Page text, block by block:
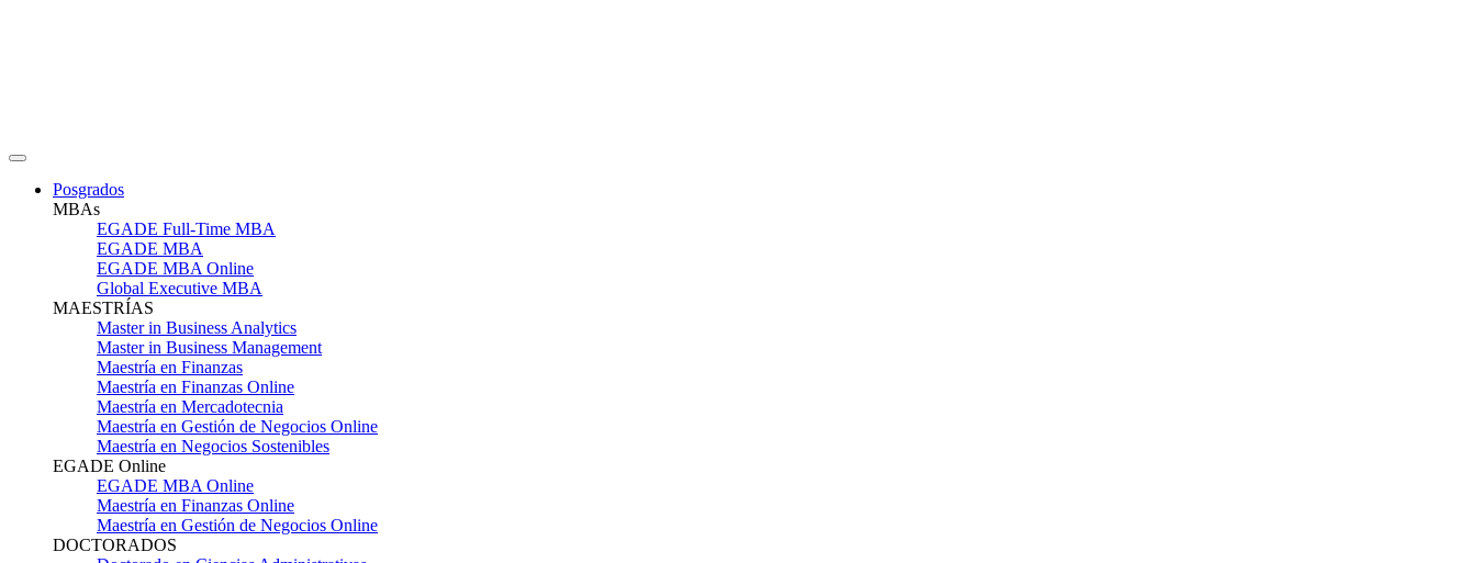
Posgrados
MBAs
EGADE Full-Time MBA
EGADE MBA
EGADE MBA Online
Global Executive MBA
MAESTRÍAS
Master in Business Analytics
Master in Business Management
Maestría en Finanzas
Maestría en Finanzas Online
Maestría en Mercadotecnia
Maestría en Gestión de Negocios Online
Maestría en Negocios Sostenibles
EGADE Online
EGADE MBA Online
Maestría en Finanzas Online
Maestría en Gestión de Negocios Online
DOCTORADOS